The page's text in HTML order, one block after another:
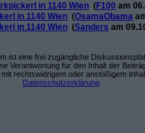
in 1140 Wien (F100 am
in 1140 Wien (OsamaObama
in 1140 Wien (Sanders am
ist eine frei zugängliche
Verantwortung für den Inhalt der
rechtswidrigem oder anstößigem
Datenschutzerklärung